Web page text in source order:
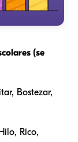
(se
Bostezar,
Rico,